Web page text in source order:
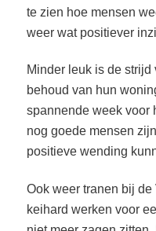
te zien hoe mensen
weer wat positiever
Minder leuk is de
behoud van hun
spannende week voor
nog goede mensen
positieve wending
Ook weer tranen bij
keihard werken voor